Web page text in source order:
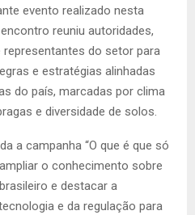
evento realizado nesta
reuniu autoridades,
do setor para
e estratégias alinhadas
do país, marcadas por clima
e diversidade de solos.
a campanha “O que é que só
o conhecimento sobre
e destacar a
e da regulação para